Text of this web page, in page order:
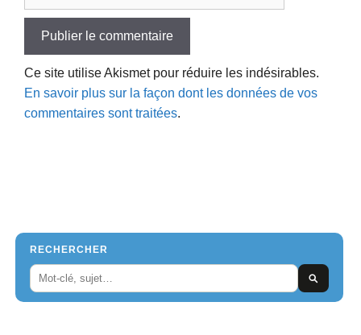
Ce site utilise Akismet pour réduire les indésirables.
En savoir plus sur la façon dont les données de vos
commentaires sont traitées.
RECHERCHER